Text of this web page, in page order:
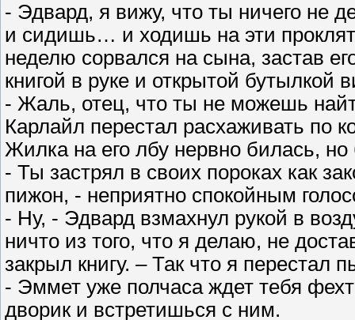
- Эдвард, я вижу, что ты ничего не
и сидишь… и ходишь на эти
неделю сорвался на сына, застав
книгой в руке и открытой бутылкой
- Жаль, отец, что ты не можешь
Карлайл перестал расхаживать по
Жилка на его лбу нервно билась,
- Ты застрял в своих пороках как
пижон, - неприятно спокойным
- Ну, - Эдвард взмахнул рукой в
ничто из того, что я делаю, не
закрыл книгу. – Так что я перестал
- Эммет уже полчаса ждет тебя
дворик и встретишься с ним.